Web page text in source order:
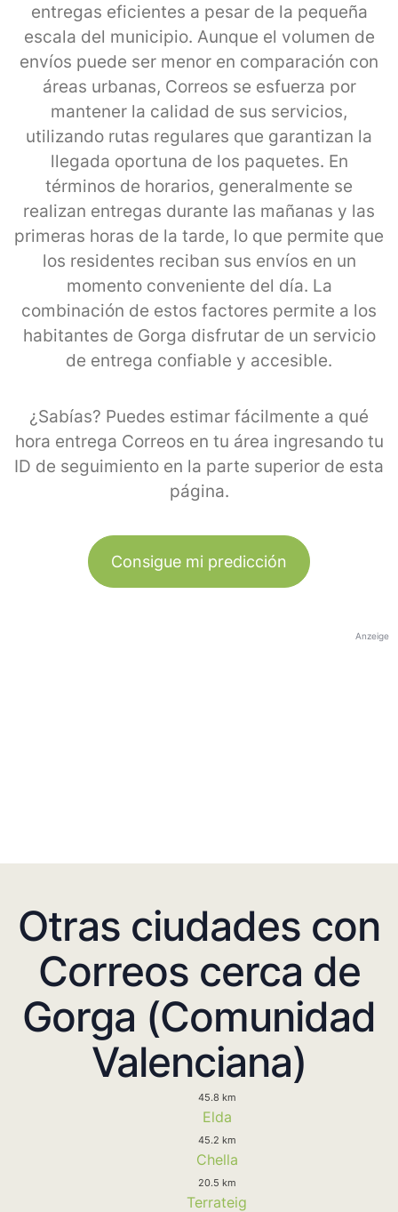
entregas eficientes a pesar de la pequeña
escala del municipio. Aunque el volumen de
envíos puede ser menor en comparación con
áreas urbanas, Correos se esfuerza por
mantener la calidad de sus servicios,
utilizando rutas regulares que garantizan la
llegada oportuna de los paquetes. En
términos de horarios, generalmente se
realizan entregas durante las mañanas y las
primeras horas de la tarde, lo que permite que
los residentes reciban sus envíos en un
momento conveniente del día. La
combinación de estos factores permite a los
habitantes de Gorga disfrutar de un servicio
de entrega confiable y accesible.
¿Sabías? Puedes estimar fácilmente a qué
hora entrega Correos en tu área ingresando tu
ID de seguimiento en la parte superior de esta
página.
Consigue mi predicción
Anzeige
Otras ciudades con
Correos cerca de
Gorga (Comunidad
Valenciana)
45.8 km
Elda
45.2 km
Chella
20.5 km
Terrateig